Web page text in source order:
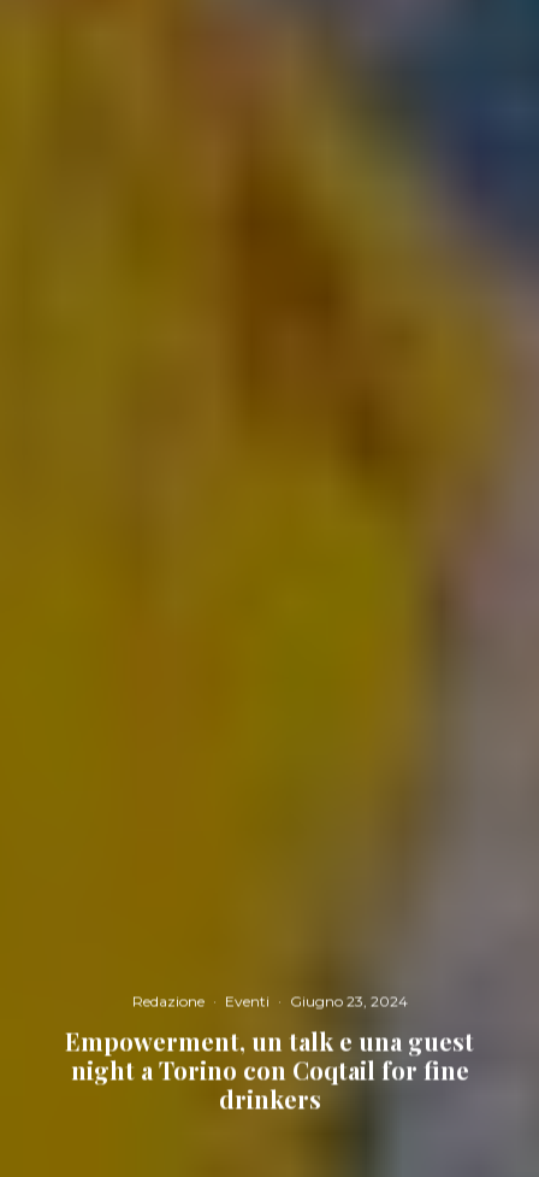
Redazione · Eventi · Giugno 23, 2024
Empowerment, un talk e una guest
night a Torino con Coqtail for fine
drinkers